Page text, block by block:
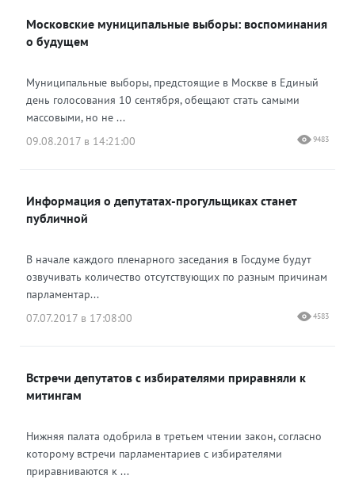
Одноклассники
Московские муниципальные выборы: воспоминания
о будущем
Муниципальные выборы, предстоящие в Москве в Единый
день голосования 10 сентября, обещают стать самыми
массовыми, но не ...
09.08.2017 в 14:21:00
9483
Информация о депутатах-прогульщиках станет
публичной
В начале каждого пленарного заседания в Госдуме будут
озвучивать количество отсутствующих по разным причинам
парламентар...
07.07.2017 в 17:08:00
4583
Встречи депутатов с избирателями приравняли к
митингам
Нижняя палата одобрила в третьем чтении закон, согласно
которому встречи парламентариев с избирателями
приравниваются к ...